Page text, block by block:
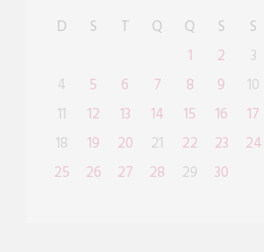
D S T Q Q S
S
1
2
3
4
5 6 7 8 9
10
11
12 13 14 15 16
17
18
19 20 21 22 23
24
25
26 27 28 29 30